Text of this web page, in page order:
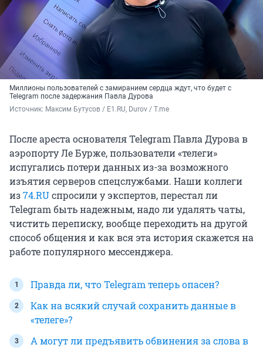
Миллионы пользователей с замиранием сердца ждут, что будет с
Telegram после задержания Павла Дурова
Источник: Максим Бутусов / E1.RU, Durov / T.me
После ареста основателя Telegram Павла Дурова в
аэропорту Ле Бурже, пользователи «телеги»
испугались потери данных из-за возможного
изъятия серверов спецслужбами. Наши коллеги
из74.RUспросили у экспертов, перестал ли
Telegram быть надежным, надо ли удалять чаты,
чистить переписку, вообще переходить на другой
способ общения и как вся эта история скажется на
работе популярного мессенджера.
Правда ли, что Telegram теперь опасен?
Как на всякий случай сохранить данные в
«телеге»?
А могут ли предъявить обвинения за слова в